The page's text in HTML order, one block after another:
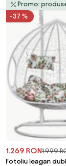
Promo:
-37 %
1.269 RON1.999
Fotoliu leagan